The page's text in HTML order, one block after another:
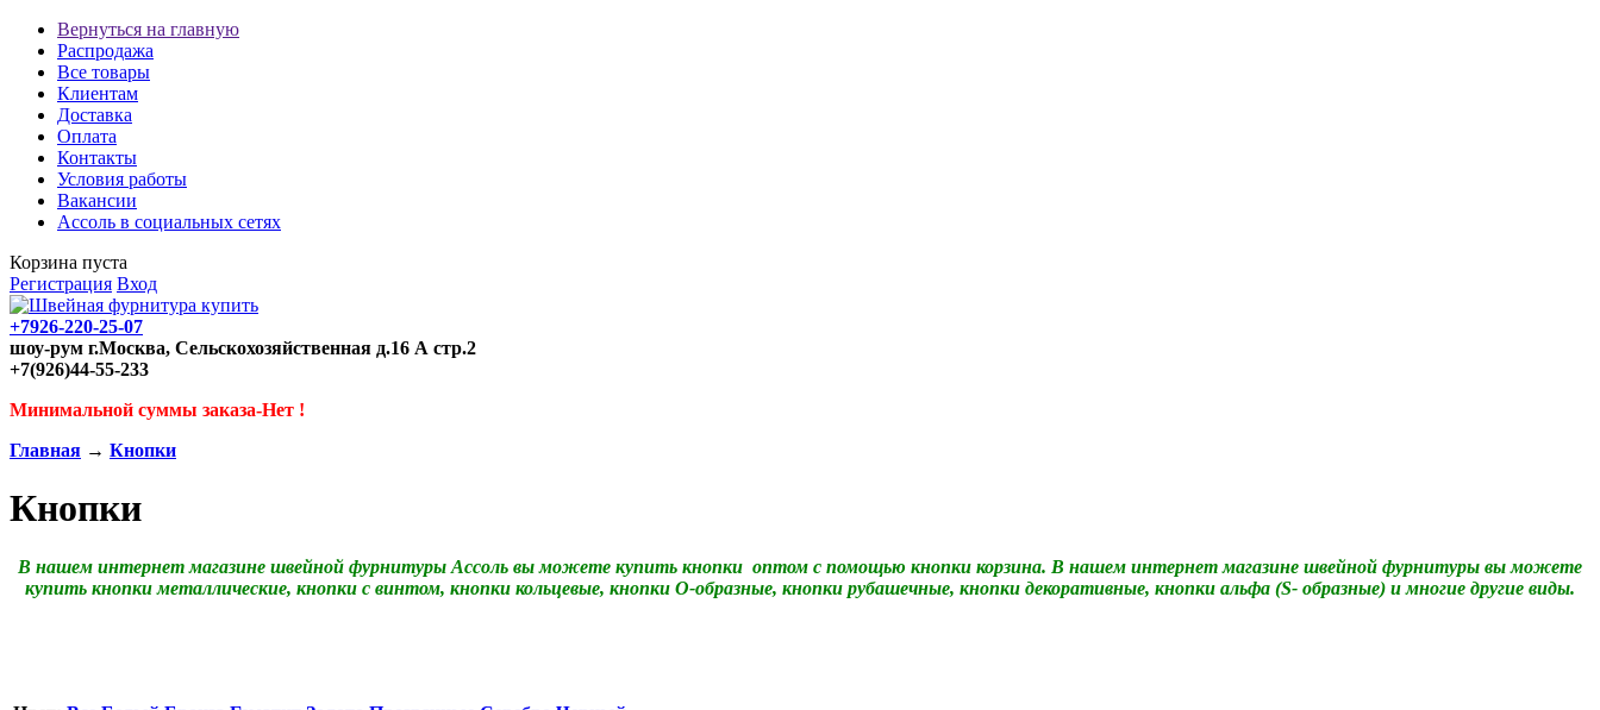
Вернуться на главную
Распродажа
Все товары
Клиентам
Доставка
Оплата
Контакты
Условия работы
Вакансии
Ассоль в социальных сетях
Корзина пуста
Регистрация Вход
+7926-220-25-07
шоу-рум г.Москва, Сельскохозяйственная д.16 А стр.2
+7(926)44-55-233
Минимальной суммы заказа-Нет !
Главная → Кнопки
Кнопки
В нашем интернет магазине швейной фурнитуры Ассоль вы можете купить кнопки оптом с помощью кнопки корзина. В нашем интернет магазине швейной фурнитуры вы можете
купить кнопки металлические, кнопки с винтом, кнопки кольцевые, кнопки О-образные, кнопки рубашечные, кнопки декоративные, кнопки альфа (S- образные) и многие другие виды.